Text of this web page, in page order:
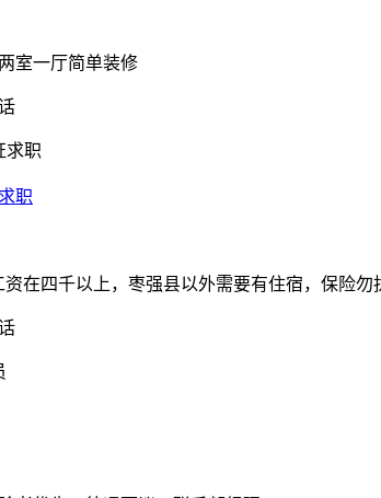
室一厅简单装修
职
在四千以上，枣强县以外需要有住宿，保险勿